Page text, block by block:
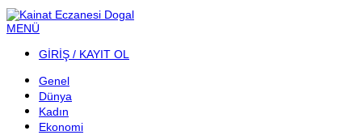
MENÜ
GİRİŞ / KAYIT OL
Genel
Dünya
Kadın
Ekonomi